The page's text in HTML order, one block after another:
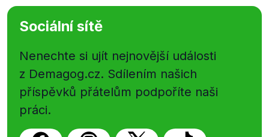
Sociální sítě
Nenechte si ujít nejnovější události
z Demagog.cz. Sdílením našich
příspěvků přátelům podpoříte naši
práci.